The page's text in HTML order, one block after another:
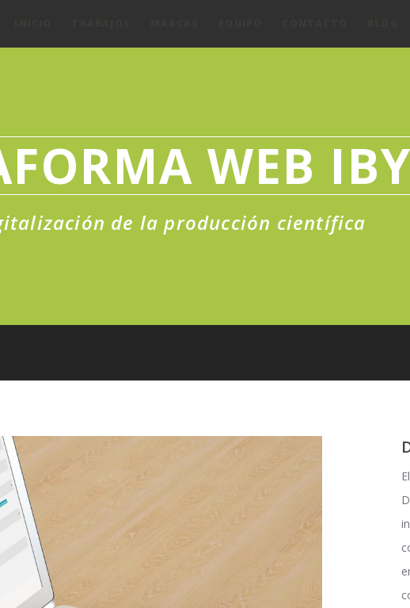
WEB
de la producción científica